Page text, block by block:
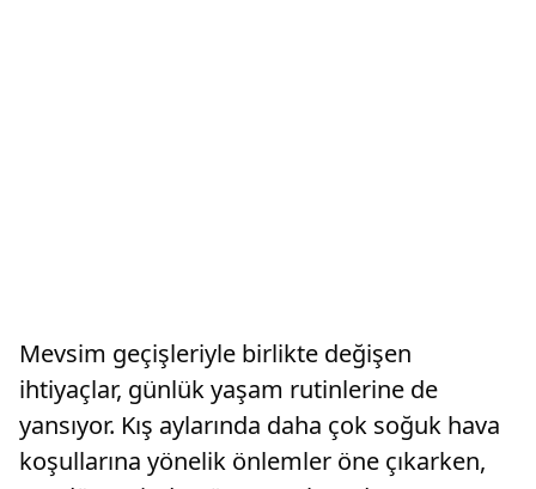
Mevsim geçişleriyle birlikte değişen
ihtiyaçlar, günlük yaşam rutinlerine de
yansıyor. Kış aylarında daha çok soğuk hava
koşullarına yönelik önlemler öne çıkarken,